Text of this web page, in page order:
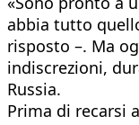
abbia tutto
risposto –. Ma
indiscrezioni,
Russia.
Prima di recarsi